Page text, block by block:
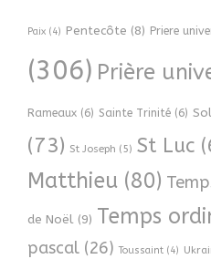
Paix (4) Pentecôte (8) Priere
(306) Prière
Rameaux (6) Sainte Trinité (6)
(73) St Joseph (5) St Luc
Matthieu (80)
de Noël (9) Temps
pascal (26) Toussaint (4)